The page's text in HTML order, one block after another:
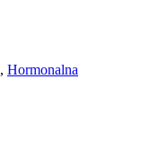
, Hormonalna